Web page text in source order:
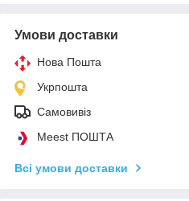
Умови доставки
Нова Пошта
Укрпошта
Самовивіз
Meest ПОШТА
Всі умови доставки